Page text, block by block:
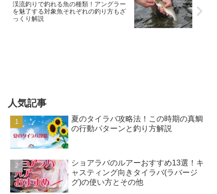
渓流釣りで釣れる魚の種類！アングラー
を魅了する対象魚それぞれの釣り方もざ
っくり解説
人気記事
夏のタイラバ攻略法！この時期の真鯛
の行動パターンと釣り方解説
ショアラバのルアーおすすめ13選！キ
ャスティング向きタイラバ(ラバージ
グ)の使い方とその他